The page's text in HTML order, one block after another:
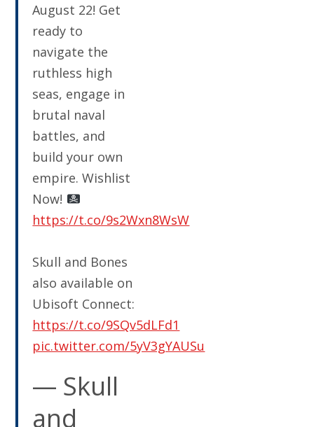
August 22! Get
ready to
navigate the
ruthless high
seas, engage in
brutal naval
battles, and
build your own
empire. Wishlist
Now!
https://t.co/9s2Wxn8WsW
Skull and Bones
also available on
Ubisoft Connect:
https://t.co/9SQv5dLFd1
pic.twitter.com/5yV3gYAUSu
— Skull
and